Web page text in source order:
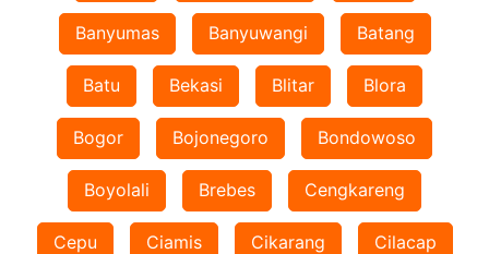
Banyumas Banyuwangi Batang
Batu Bekasi Blitar Blora
Bogor Bojonegoro Bondowoso
Boyolali Brebes Cengkareng
Cepu Ciamis Cikarang Cilacap